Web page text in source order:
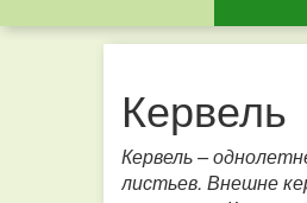
Кервель
Кервель –
листьев. Внешне